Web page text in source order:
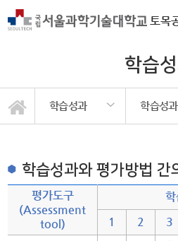
토목
학습
학습성과 학습성
프
교육
학
학습성과와 평가방법 간
평가도구
(Assessment
tool)
1
2 3